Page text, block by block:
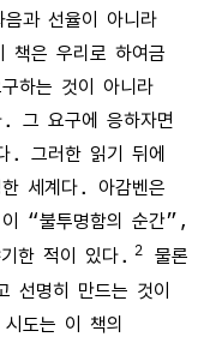
과 선율이 아니라
책은 우리로 하여금
하는 것이 아니라
. 그 요구에 응하자면
. 그러한 읽기 뒤에
세계다. 아감벤은
“불투명함의 순간”,
한 적이 있다. 2
물론
선명히 만드는 것이
도는 이 책의